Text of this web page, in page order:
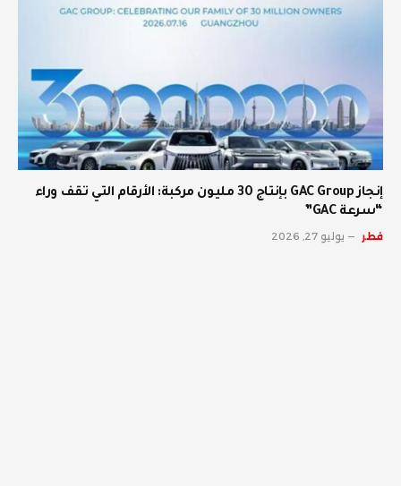
إنجاز GAC Group بإنتاج 30 مليون مركبة: الأرقام التي تقف وراء
“سرعة GAC”
قطر يوليو 27, 2026